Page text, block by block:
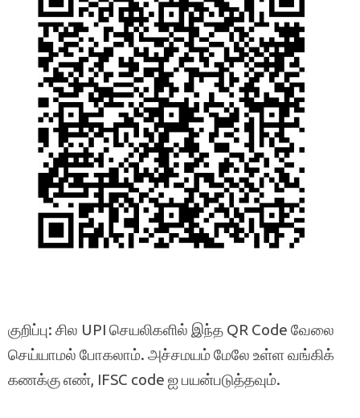
குறிப்பு: சில UPI செயலிகளில் இந்த QR Code வேலை
செய்யாமல் போகலாம். அச்சமயம் மேலே உள்ள வங்கிக்
கணக்கு எண், IFSC code ஐ பயன்படுத்தவும்.